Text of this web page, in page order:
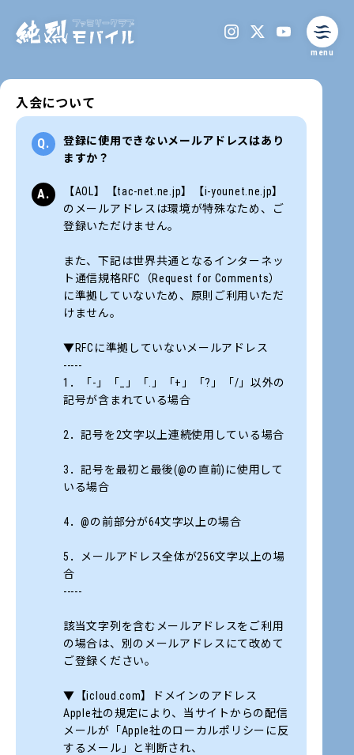
menu
入会について
登録に使用できないメールアドレスはあり
ますか？
【AOL】【tac-net.ne.jp】【i-younet.ne.jp】
のメールアドレスは環境が特殊なため、ご
登録いただけません。
また、下記は世界共通となるインターネッ
ト通信規格RFC（Request for Comments）
に準拠していないため、原則ご利用いただ
けません。
▼RFCに準拠していないメールアドレス
-----
1．「-」「_」「.」「+」「?」「/」以外の
記号が含まれている場合
2．記号を2文字以上連続使用している場合
3．記号を最初と最後(@の直前)に使用して
いる場合
4．@の前部分が64文字以上の場合
5．メールアドレス全体が256文字以上の場
合
-----
該当文字列を含むメールアドレスをご利用
の場合は、別のメールアドレスにて改めて
ご登録ください。
▼【icloud.com】ドメインのアドレス
Apple社の規定により、当サイトからの配信
メールが「Apple社のローカルポリシーに反
するメール」と判断され、